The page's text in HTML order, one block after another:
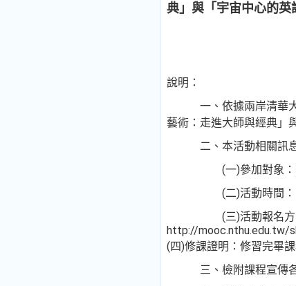
典」與「宇宙中心的英
說明：
一、依據兩岸清華大學
藝術：走進大師與經典」
二、本活動相關訊息
(一)參加對象：全國
(二)活動時間：104年
(三)活動報名方式：
http://mooc.nthu.edu.tw/
(四)修課證明：修習完畢
三、檢附課程宣傳各